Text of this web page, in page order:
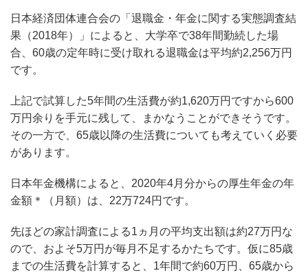
日本経済団体連合会の「退職金・年金に関する実態調査結
果（2018年）」によると、大学卒で38年間勤続した場
合、60歳の定年時に受け取れる退職金は平均約2,256万円
です。
上記で試算した5年間の生活費が約1,620万円ですから600
万円余りを手元に残して、まかなうことができそうです。
その一方で、65歳以降の生活費についても考えていく必要
があります。
日本年金機構によると、2020年4月分からの厚生年金の年
金額＊（月額）は、22万724円です。
先ほどの家計調査による1ヵ月の平均支出額は約27万円な
ので、およそ5万円が毎月不足するかたちです。仮に85歳
までの生活費を計算すると、1年間で約60万円、65歳から